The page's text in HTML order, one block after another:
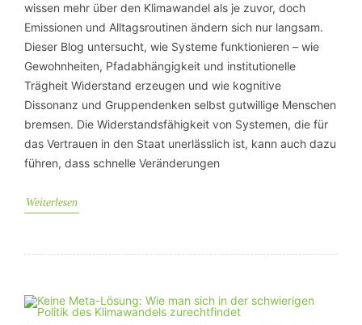
wissen mehr über den Klimawandel als je zuvor, doch
Emissionen und Alltagsroutinen ändern sich nur langsam.
Dieser Blog untersucht, wie Systeme funktionieren – wie
Gewohnheiten, Pfadabhängigkeit und institutionelle
Trägheit Widerstand erzeugen und wie kognitive
Dissonanz und Gruppendenken selbst gutwillige Menschen
bremsen. Die Widerstandsfähigkeit von Systemen, die für
das Vertrauen in den Staat unerlässlich ist, kann auch dazu
führen, dass schnelle Veränderungen
Weiterlesen